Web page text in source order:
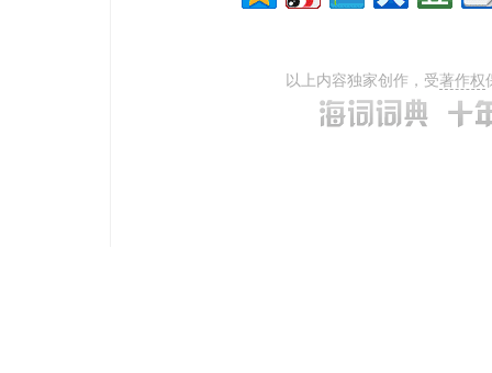
以上内容独家创作，受著作权